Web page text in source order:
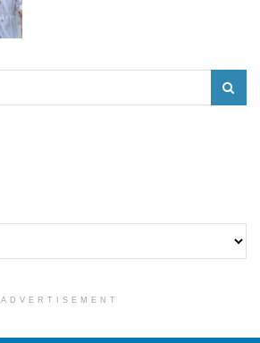
ADVERTISEMENT